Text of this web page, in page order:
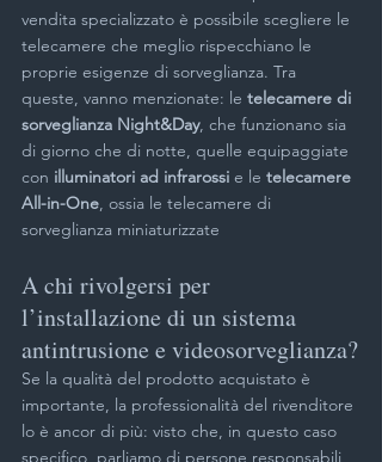
vendita specializzato è possibile scegliere le
telecamere che meglio rispecchiano le
proprie esigenze di sorveglianza. Tra
queste, vanno menzionate: le telecamere di
sorveglianza Night&Day, che funzionano sia
di giorno che di notte, quelle equipaggiate
con illuminatori ad infrarossi e le telecamere
All-in-One, ossia le telecamere di
sorveglianza miniaturizzate
A chi rivolgersi per
l’installazione di un sistema
antintrusione e videosorveglianza?
Se la qualità del prodotto acquistato è
importante, la professionalità del rivenditore
lo è ancor di più: visto che, in questo caso
specifico, parliamo di persone responsabili